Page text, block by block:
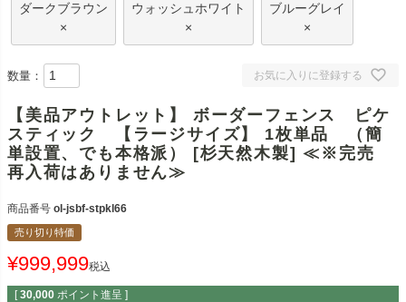
ダークブラウン
×
ウォッシュホワイト
×
ブルーグレイ
×
お気に入りに登録する
数量：
【美品アウトレット】 ボーダーフェンス ピケ
スティック 【ラージサイズ】 1枚単品 （簡
単設置、でも本格派） [杉天然木製] ≪※完売
再入荷はありません≫
商品番号 ol-jsbf-stpkl66
売り切り特価
¥999,999税込
[ 30,000 ポイント進呈 ]